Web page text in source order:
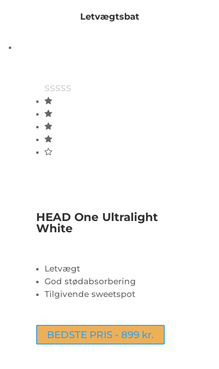
Letvægtsbat
HEAD One Ultralight
White
Letvægt
God stødabsorbering
Tilgivende sweetspot
BEDSTE PRIS - 899 kr.